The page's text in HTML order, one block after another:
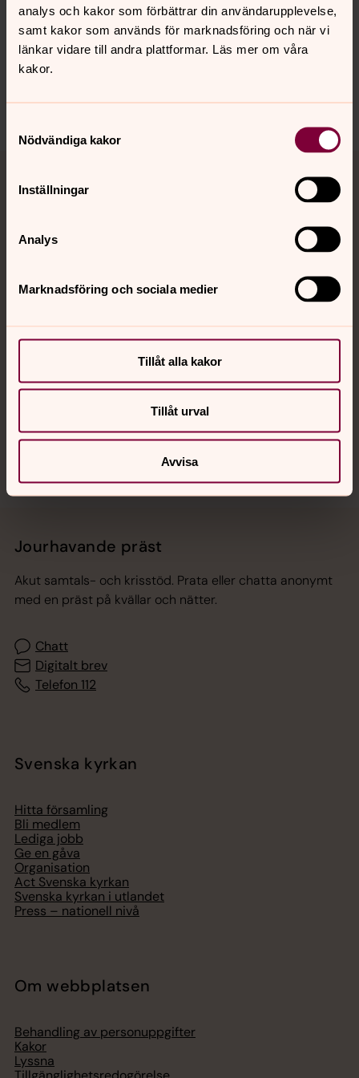
analys och kakor som förbättrar din användarupplevelse,
samt kakor som används för marknadsföring och när vi
länkar vidare till andra plattformar. Läs mer om våra
kakor.
Nödvändiga kakor
Inställningar
Analys
Marknadsföring och sociala medier
Tillåt alla kakor
Tillåt urval
Avvisa
Synpunkter eller frågor på sidans
innehåll?
backa.pastorat@svenskakyrkan.se
Dela
Kontakt
Kalender
Jourhavande präst
Akut samtals- och krisstöd. Prata eller chatta anonymt
med en präst på kvällar och nätter.
Chatt
Digitalt brev
Telefon 112
Svenska kyrkan
Hitta församling
Bli medlem
Lediga jobb
Ge en gåva
Organisation
Act Svenska kyrkan
Svenska kyrkan i utlandet
Press – nationell nivå
Om webbplatsen
Behandling av personuppgifter
Kakor
Lyssna